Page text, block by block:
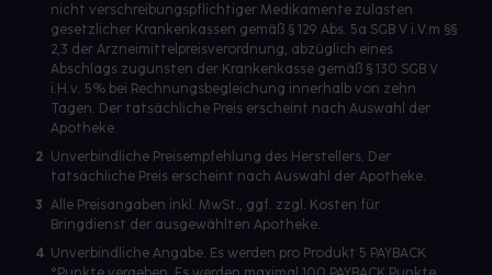
nicht verschreibungspflichtiger Medikamente zulasten
gesetzlicher Krankenkassen gemäß § 129 Abs. 5a SGB V i.V.m §§
2,3 der Arzneimittelpreisverordnung, abzüglich eines
Abschlags zugunsten der Krankenkasse gemäß § 130 SGB V
i.H.v. 5% bei Rechnungsbegleichung innerhalb von zehn
Tagen. Der tatsächliche Preis erscheint nach Auswahl der
Apotheke.
2 Unverbindliche Preisempfehlung des Herstellers. Der
tatsächliche Preis erscheint nach Auswahl der Apotheke.
3 Alle Preisangaben inkl. MwSt., ggf. zzgl. Kosten für
Bringdienst der ausgewählten Apotheke.
4 Unverbindliche Angabe. Es werden pro Produkt 5 PAYBACK